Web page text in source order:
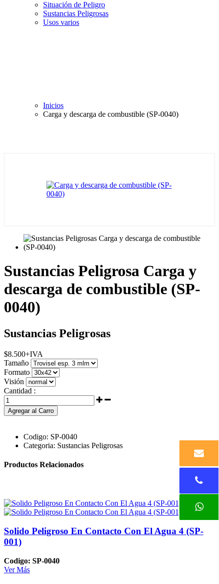
Situación de Peligro
Sustancias Peligrosas
Usos varios
Inicios
Carga y descarga de combustible (SP-0040)
Sustancias Peligrosa Carga y
descarga de combustible (SP-
0040)
Sustancias Peligrosas
$8.500+IVA
Tamaño
Formato
Visión
Cantidad :
Agregar al Carro
Codigo: SP-0040
Categoria: Sustancias Peligrosas
Productos Relacionados
Solido Peligroso En Contacto Con El Agua 4 (SP-
001)
Codigo: SP-0040
Ver Más